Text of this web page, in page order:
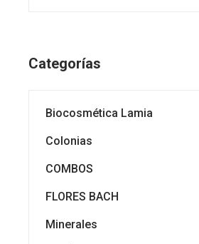
Categorías
Biocosmética Lamia
Colonias
COMBOS
FLORES BACH
Minerales